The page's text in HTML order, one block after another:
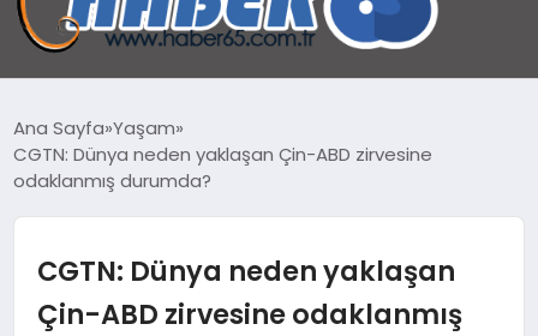
YAŞAM
Ana Sayfa Yaşam
CGTN: Dünya neden yaklaşan Çin-ABD zirvesine
odaklanmış durumda?
CGTN: Dünya neden yaklaşan
Çin-ABD zirvesine odaklanmış